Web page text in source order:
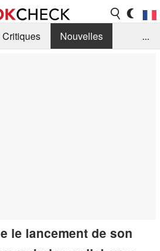
Critiques
Nouvelles
...
le lancement de son